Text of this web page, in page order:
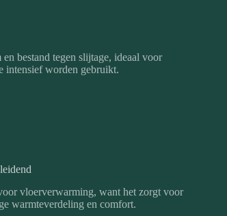
en bestand tegen slijtage, ideaal voor
intensief worden gebruikt.
vloerverwarming, want het zorgt voor
warmteverdeling en comfort.